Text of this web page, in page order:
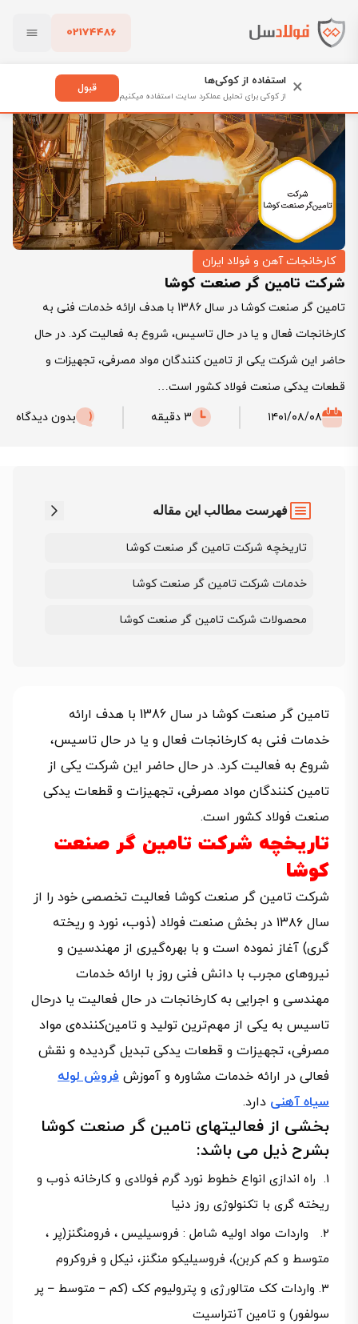
02174486
پاک کردن
فولادسل
شرکت تامین گر صنعت کوشا
کارخانجات آهن و فولاد ایران
شرکت تامین گر صنعت کوشا
تامین گر صنعت کوشا در سال 1386 با هدف ارائه خدمات فنی به
کارخانجات فعال و یا در حال تاسیس، شروع به فعالیت کرد. در حال
حاضر این شرکت یکی از تامین کنندگان مواد مصرفی، تجهیزات و
قطعات یدکی صنعت فولاد کشور است…
۱۴۰۱/۰۸/۰۸
3 دقیقه بدون دیدگاه
فهرست مطالب این مقاله
تاریخچه شرکت تامین گر صنعت کوشا
خدمات شرکت تامین گر صنعت کوشا
محصولات شرکت تامین گر صنعت کوشا
تامین گر صنعت کوشا در سال 1386 با هدف ارائه
خدمات فنی به کارخانجات فعال و یا در حال تاسیس،
شروع به فعالیت کرد. در حال حاضر این شرکت یکی از
تامین کنندگان مواد مصرفی، تجهیزات و قطعات یدکی
صنعت فولاد کشور است.
تاریخچه شرکت تامین گر صنعت
کوشا
شرکت تامین گر صنعت کوشا فعالیت تخصصی خود را از
سال ١٣٨٦ در بخش صنعت فولاد (ذوب، نورد و ریخته
گری) آغاز نموده است و با بهره‌گیری از مهندسین و
نیروهای مجرب با دانش فنی روز با ارائه خدمات
مهندسی و اجرایی به کارخانجات در حال فعالیت یا درحال
تاسیس به یکی از مهم‌ترین تولید و تامین‌کننده‌‌ی مواد
مصرفی، تجهیزات و قطعات یدکی تبدیل گردیده و نقش
فعالی در ارائه خدمات مشاوره و آموزش فروش لوله
سیاه آهنی دارد.
بخشی از فعالیتهای تامین گر صنعت کوشا
بشرح ذیل می باشد:
راه اندازی انواع خطوط نورد گرم فولادی و کارخانه ذوب و
ریخته گری با تکنولوژی روز دنیا
واردات مواد اولیه شامل : فروسیلیس ، فرومنگنز(پر ،
متوسط و کم کربن)، فروسیلیکو منگنز، نیکل و فروکروم
واردات کک متالورژی و پترولیوم کک (کم – متوسط – پر
سولفور) و تامین آنتراسیت
× استفاده از کوکی‌ها
از کوکی برای تحلیل عملکرد سایت استفاده میکنیم
قبول